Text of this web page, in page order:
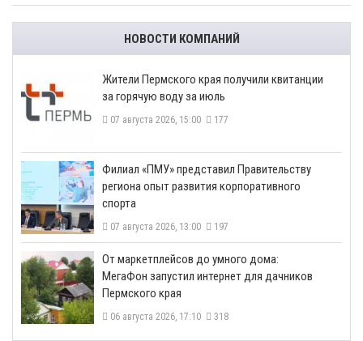
НОВОСТИ КОМПАНИЙ
​Жители Пермского края получили квитанции
за горячую воду за июль
07 августа 2026, 15:00 177
​Филиал «ПМУ» представил Правительству
региона опыт развития корпоративного
спорта
07 августа 2026, 13:00 197
От маркетплейсов до умного дома:
МегаФон запустил интернет для дачников
Пермского края
06 августа 2026, 17:10 318